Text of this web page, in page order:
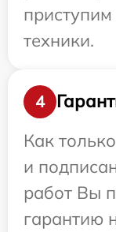
техники.
4
Как
и
работ Вы
гарантию